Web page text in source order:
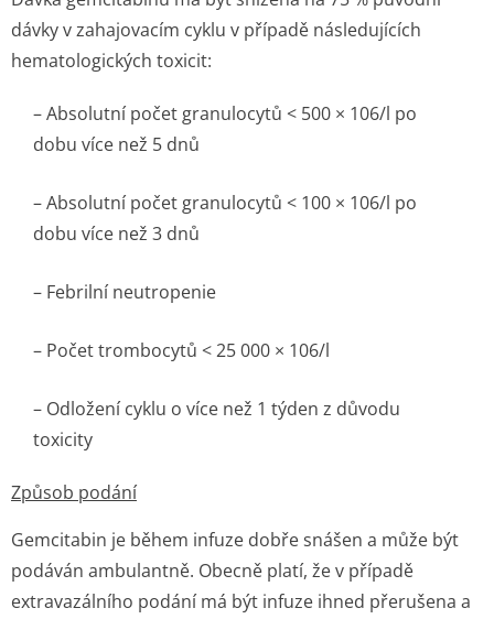
dávky v zahajovacím cyklu v případě následujících
hematologických toxicit:
– Absolutní počet granulocytů < 500 × 106/l po
dobu více než 5 dnů
– Absolutní počet granulocytů < 100 × 106/l po
dobu více než 3 dnů
– Febrilní neutropenie
– Počet trombocytů < 25 000 × 106/l
– Odložení cyklu o více než 1 týden z důvodu
toxicity
Způsob podání
Gemcitabin je během infuze dobře snášen a může být
podáván ambulantně. Obecně platí, že v případě
extravazálního podání má být infuze ihned přerušena a